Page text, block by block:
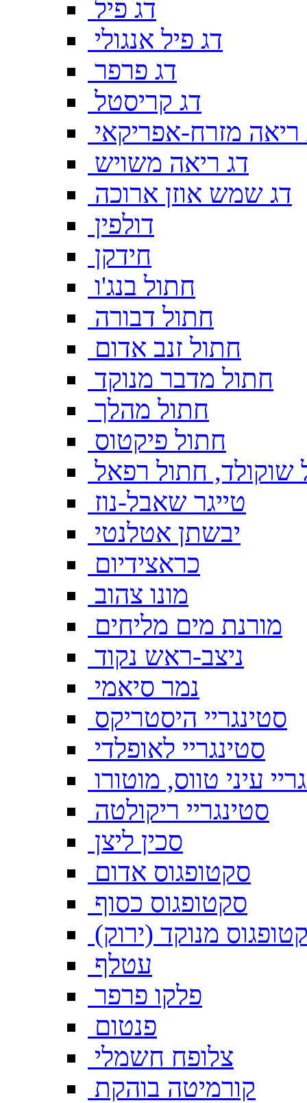
דג פיל
דג פיל אנגולי
דג פרפר
דג קריסטל
ריאה מזרח-אפריקאי
דג ריאה משויש
דג שמש אוזן ארוכה
דולפין
חידקן
חתול בנג'ו
חתול דבורה
חתול זנב אדום
חתול מדבר מנוקד
חתול מהלך
חתול פיקטוס
שוקולד, חתול רפאל
טייגר שאבל-נוז
יבשתן אטלנטי
כראצידיום
מונו צהוב
מורנת מים מליחים
ניצב-ראש נקוד
נמר סיאמי
סטינגריי היסטריקס
סטינגריי לאופלדי
עיני טווס, מוטורו
סטינגריי ריקולטה
סכין ליצן
סקטופגוס אדום
סקטופגוס כסוף
מנוקד (ירוק)
עטלף
פלקו פרפר
פנטום
צלופח חשמלי
קורמיטה בוהקת